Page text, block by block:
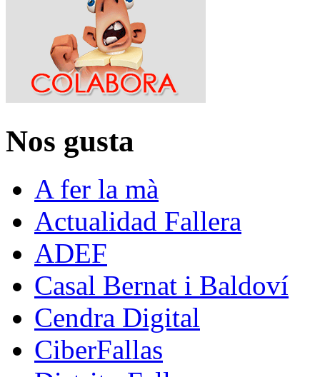
Nos gusta
A fer la mà
Actualidad Fallera
ADEF
Casal Bernat i Baldoví
Cendra Digital
CiberFallas